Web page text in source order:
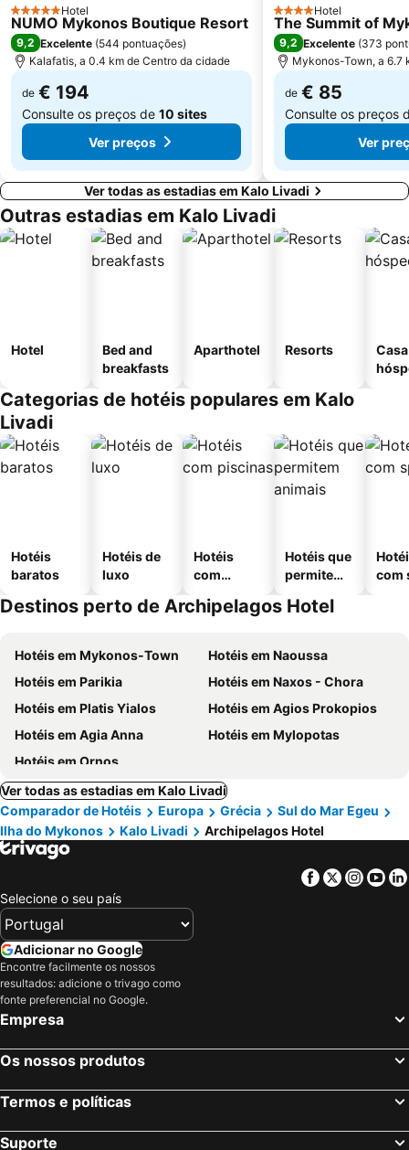
5 EstrelasHotel
NUMO Mykonos Boutique Resort
9,2 Excelente (544 pontuações)
Kalafatis, a 0.4 km de Centro da cidade
de € 194
Consulte os preços de 10 sites
Ver preços
4 Estrelas
Hotel
The Summit of
9,2 Excelente (373
Mykonos-Town, a 6.7
de € 85
Consulte os preços
Ver
Ver todas as estadias em Kalo Livadi
Outras estadias em Kalo Livadi
Hotel
Bed and
breakfasts
Aparthotel Resorts
Categorias de hotéis populares em Kalo
Livadi
Hotéis
baratos
Hotéis de
luxo
Hotéis
com
Hotéis que
permitem
com
Destinos perto de Archipelagos Hotel
Hotéis em Mykonos-Town
Hotéis em Naoussa
Hotéis em Parikia
Hotéis em Naxos - Chora
Hotéis em Platis Yialos
Hotéis em Agios Prokopios
Hotéis em Agia Anna
Hotéis em Mylopotas
Hotéis em Ornos
Ver todas as estadias em Kalo Livadi
Comparador de Hotéis
Europa Grécia
Sul do Mar Egeu
Ilha do Mykonos
Kalo Livadi Archipelagos Hotel
Facebook
Twitter
Selecione o seu país
Adicionar no Google
Encontre facilmente os nossos
resultados: adicione o trivago como
fonte preferencial no Google.
Empresa
Os nossos produtos
Termos e políticas
Suporte